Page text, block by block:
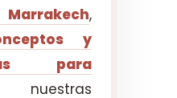
,
y
para